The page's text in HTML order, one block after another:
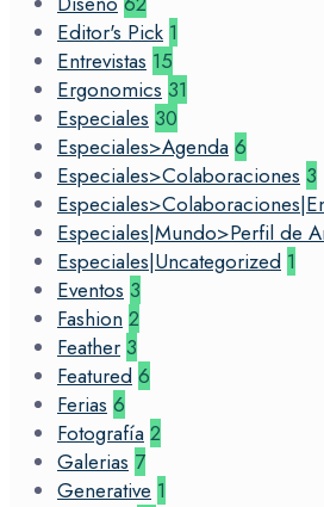
Editor's Pick 1
Entrevistas 15
Ergonomics 31
Especiales 30
Especiales>Agenda 6
Especiales>Colaboraciones 3
Especiales|Mundo>Perfil de
Especiales|Uncategorized 1
Eventos 3
Fashion 2
Feather 3
Featured 6
Ferias 6
Fotografía 2
Galerias 7
Generative 1